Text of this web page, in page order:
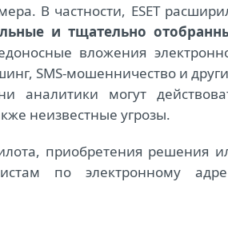
В частности, ESET
и тщательно
вложения
SMS-мошенничество и
аналитики могут
неизвестные угрозы.
приобретения решения
по электронному